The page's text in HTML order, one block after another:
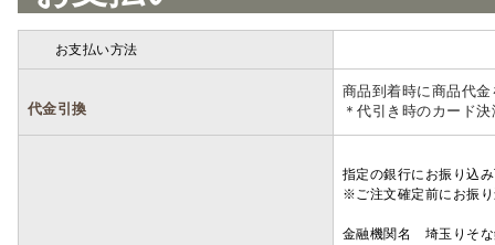
お支払い方法
代金引換
商品到着時に商品代
＊代引き時のカード
指定の銀行にお振り込
※ご注文確定前にお振
金融機関名 埼玉りそ